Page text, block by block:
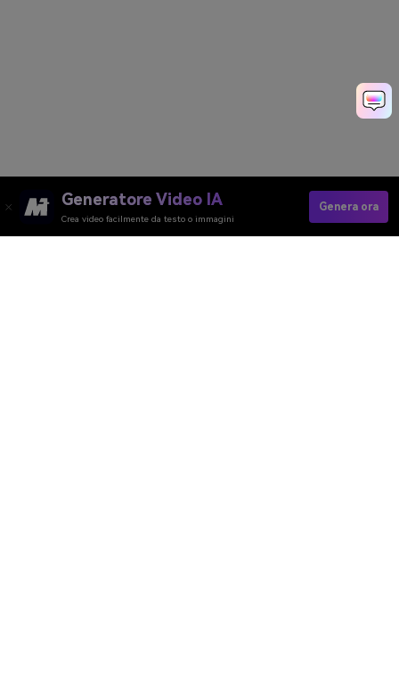
Generatore Video IA
Crea video facilmente da testo o immagini
Genera ora